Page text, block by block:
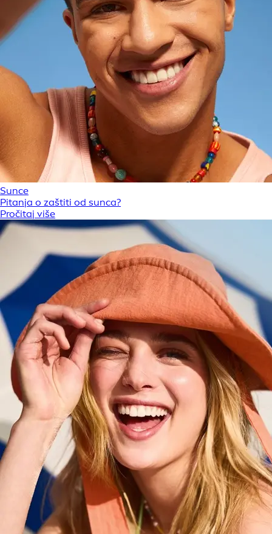
Sunce
Pitanja o zaštiti od sunca?
Pročitaj više